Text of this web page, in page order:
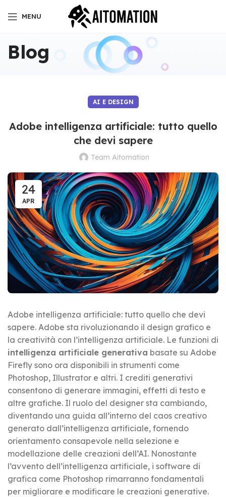
MENU
Blog
AI E DESIGN
Adobe intelligenza artificiale: tutto quello
che devi sapere
Team Aitomation
24
APR
Adobe intelligenza artificiale: tutto quello che devi
sapere. Adobe sta rivoluzionando il design grafico e
la creatività con l’intelligenza artificiale. Le funzioni di
intelligenza artificiale generativa basate su Adobe
Firefly sono ora disponibili in strumenti come
Photoshop, Illustrator e altri. I crediti generativi
consentono di generare immagini, effetti di testo e
altre grafiche. Il ruolo del designer sta cambiando,
diventando una guida all’interno del caos creativo
generato dall’intelligenza artificiale, fornendo
orientamento consapevole nella selezione e
modellazione delle creazioni dell’AI. Nonostante
l’avvento dell’intelligenza artificiale, i software di
grafica come Photoshop rimarranno fondamentali
per migliorare e modificare le creazioni generative.